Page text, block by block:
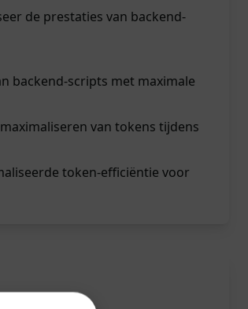
de prestaties van backend-
backend-scripts met maximale
van tokens tijdens
token-efficiëntie voor